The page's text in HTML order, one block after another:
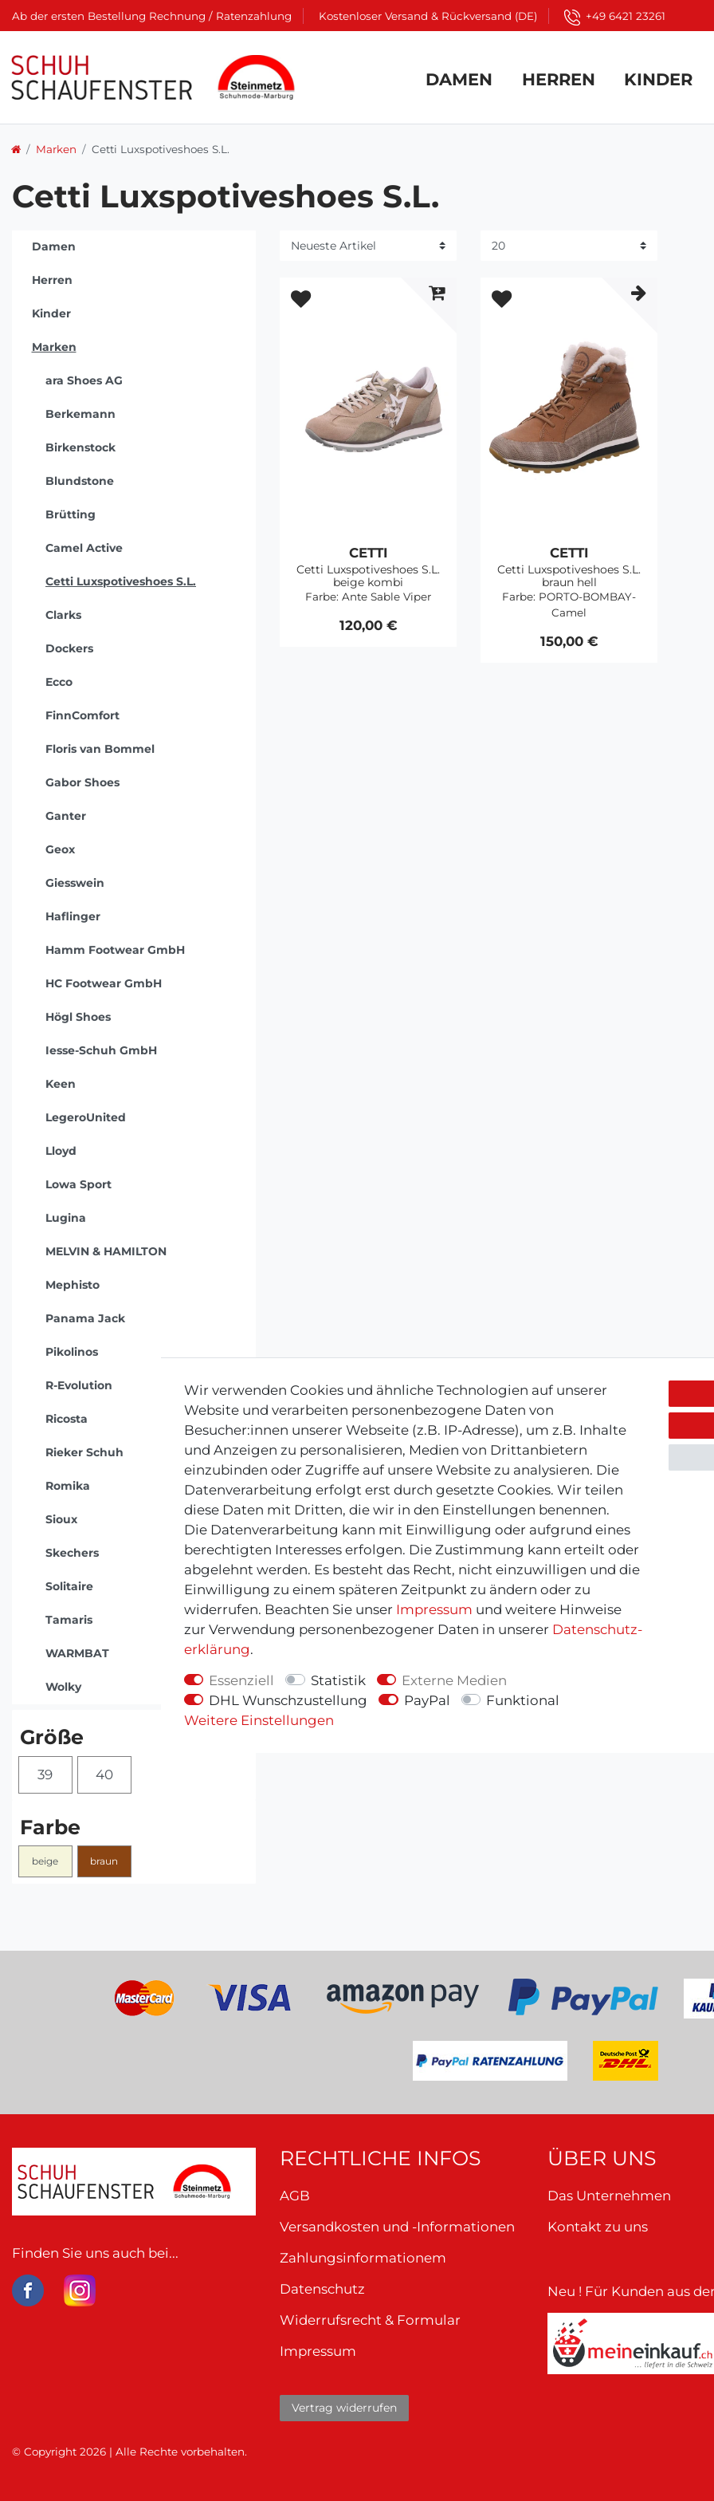
Ab der ersten Bestellung Rechnung / Ratenzahlung Kostenloser Versand & Rückversand (DE) +49 6421 23261
DAMEN HERREN KINDER
Marken Cetti Luxspotiveshoes S.L.
Cetti Luxspotiveshoes S.L.
Damen
Herren
Kinder
Marken
ara Shoes AG
Berkemann
Birkenstock
Blundstone
Brütting
Camel Active
Cetti Luxspotiveshoes S.L.
Clarks
Dockers
Ecco
FinnComfort
Floris van Bommel
Gabor Shoes
Ganter
Geox
Giesswein
Haflinger
Hamm Footwear GmbH
HC Footwear GmbH
Högl Shoes
Iesse-Schuh GmbH
Keen
LegeroUnited
Lloyd
Lowa Sport
Lugina
MELVIN & HAMILTON
Mephisto
Panama Jack
Pikolinos
R-Evolution
Ricosta
Rieker Schuh
Romika
Sioux
Skechers
Solitaire
Tamaris
WARMBAT
Wolky
Größe
39 40
Farbe
beige braun
CETTI
Cetti Luxspotiveshoes S.L.
beige kombi
Farbe: Ante Sable Viper
120,00 €
CETTI
Cetti Luxspotiveshoes S.L.
braun hell
Farbe: PORTO-BOMBAY-
Camel
150,00 €
Wir verwenden Cookies und ähnliche Technologien auf unserer
Website und verarbeiten personenbezogene Daten von
Besucher:innen unserer Webseite (z.B. IP-Adresse), um z.B. Inhalte
und Anzeigen zu personalisieren, Medien von Drittanbietern
einzubinden oder Zugriffe auf unsere Website zu analysieren. Die
Datenverarbeitung erfolgt erst durch gesetzte Cookies. Wir teilen
diese Daten mit Dritten, die wir in den Einstellungen benennen.
Die Datenverarbeitung kann mit Einwilligung oder aufgrund eines
berechtigten Interesses erfolgen. Die Zustimmung kann erteilt oder
abgelehnt werden. Es besteht das Recht, nicht einzuwilligen und die
Einwilligung zu einem späteren Zeitpunkt zu ändern oder zu
widerrufen. Beachten Sie unser Impressum und weitere Hinweise
zur Verwendung personenbezogener Daten in unserer Daten­schutz­
erklärung.
Essenziell
Statistik
Externe Medien
DHL Wunschzustellung
PayPal
Funktional
Weitere Einstellungen
Finden Sie uns auch bei...
RECHTLICHE INFOS
AGB
Versandkosten und -Informationen
Zahlungsinformationem
Datenschutz
Widerrufsrecht & Formular
Impressum
Vertrag widerrufen
ÜBER UNS
Das Unternehmen
Kontakt zu uns
Neu ! Für Kunden aus
© Copyright 2026 | Alle Rechte vorbehalten.